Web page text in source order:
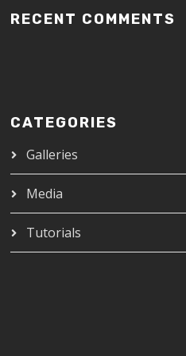
RECENT COMMENTS
CATEGORIES
Galleries
Media
Tutorials